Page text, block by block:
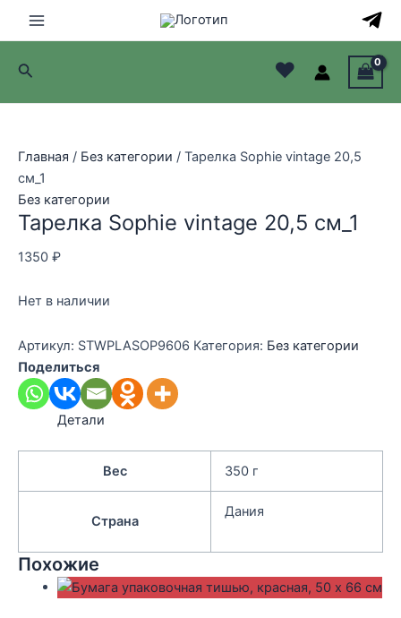
Main
Menu
Поиск ♥
Главная / Без категории / Тарелка Sophie vintage 20,5
см_1
Без категории
Тарелка Sophie vintage 20,5 см_1
1350 ₽
Нет в наличии
Артикул: STWPLASOP9606 Категория: Без категории
Поделиться
Детали
Вес 350 г
Страна
Дания
Похожие